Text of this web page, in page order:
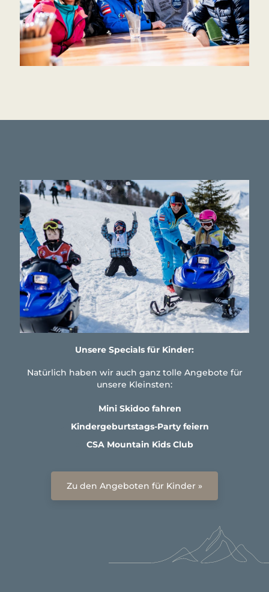
Unsere Specials für Kinder:
Natürlich haben wir auch ganz tolle Angebote für
unsere Kleinsten:
Mini Skidoo fahren
Kindergeburtstags-Party feiern
CSA Mountain Kids Club
Zu den Angeboten für Kinder »